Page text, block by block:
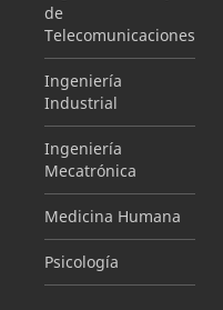
de
Telecomunicaciones
Ingeniería
Industrial
Ingeniería
Mecatrónica
Medicina Humana
Psicología